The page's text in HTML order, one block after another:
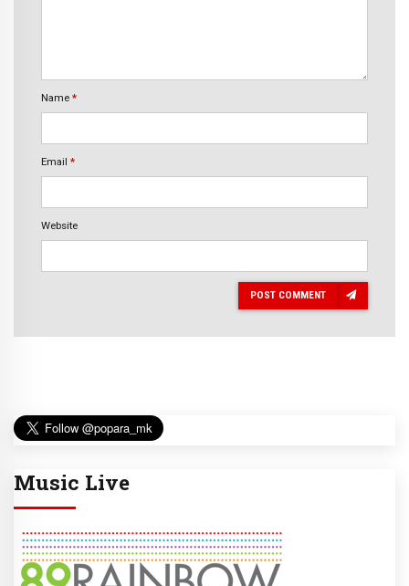
Name *
Email *
Website
POST COMMENT
Music Live